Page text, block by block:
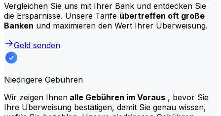
Vergleichen Sie uns mit Ihrer Bank und entdecken Sie
die Ersparnisse. Unsere Tarife übertreffen oft große
Banken und maximieren den Wert Ihrer Überweisung.
Geld senden
Niedrigere Gebühren
Wir zeigen Ihnen alle Gebühren im Voraus , bevor Sie
Ihre Überweisung bestätigen, damit Sie genau wissen,